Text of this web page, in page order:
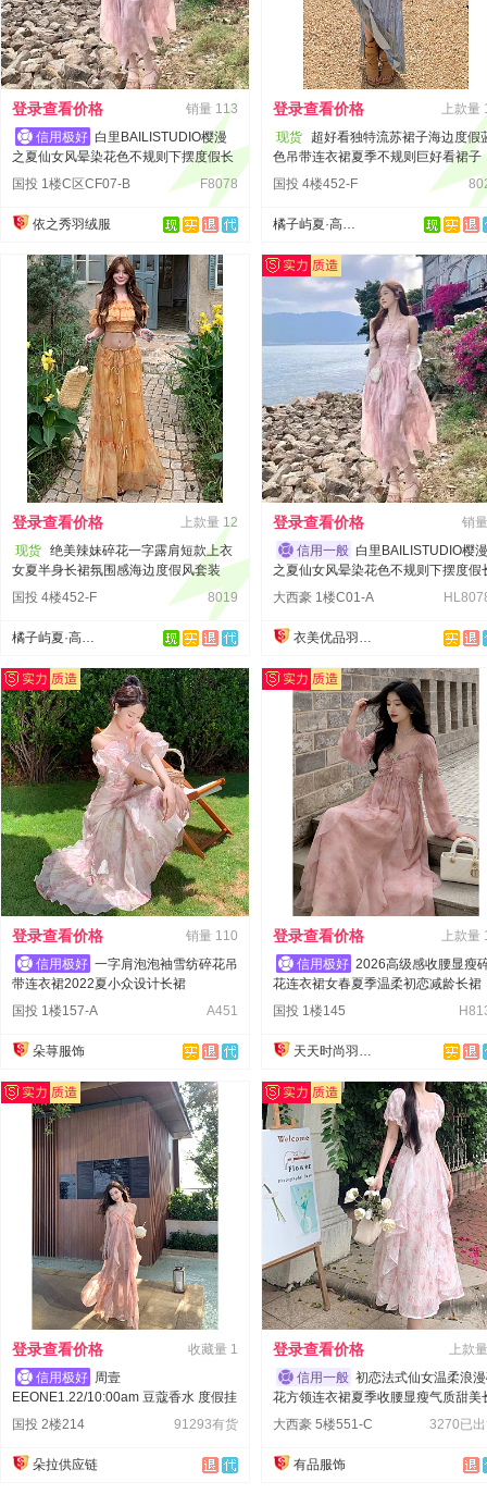
登录查看价格 销量 113
白里BAILISTUDIO樱漫
之夏仙女风晕染花色不规则下摆度假长
裙
国投 1楼C区CF07-B F8078
依之秀羽绒服
登录查看价格 上款量
现货
超好看独特流苏裙子海边度假
色吊带连衣裙夏季不规则巨好看裙子
国投 4楼452-F
橘子屿夏·高品质
登录查看价格 上款量 12
现货 绝美辣妹碎花一字露肩短款上衣
女夏半身长裙氛围感海边度假风套装
国投 4楼452-F
8019
橘子屿夏·高品质
登录查看价格
销
白里BAILISTUDIO樱漫
之夏仙女风晕染花色不规则下摆度假
裙
大西豪 1楼C01-A
衣美优品羽绒服
登录查看价格 销量 110
一字肩泡泡袖雪纺碎花吊
带连衣裙2022夏小众设计长裙
国投 1楼157-A
A451
朵荨服饰
登录查看价格 上款量
2026高级感收腰显瘦
花连衣裙女春夏季温柔初恋减龄长裙
国投 1楼145
天天时尚羽绒服
登录查看价格 收藏量 1
周壹
EEONE1.22/10:00am 豆蔻香水 度假挂
脖绑带带胸垫露背连衣裙
国投 2楼214 91293有货
朵拉供应链
登录查看价格
上款
初恋法式仙女温柔浪
花方领连衣裙夏季收腰显瘦气质甜美
裙子
大西豪 5楼551-C 3270已
有品服饰